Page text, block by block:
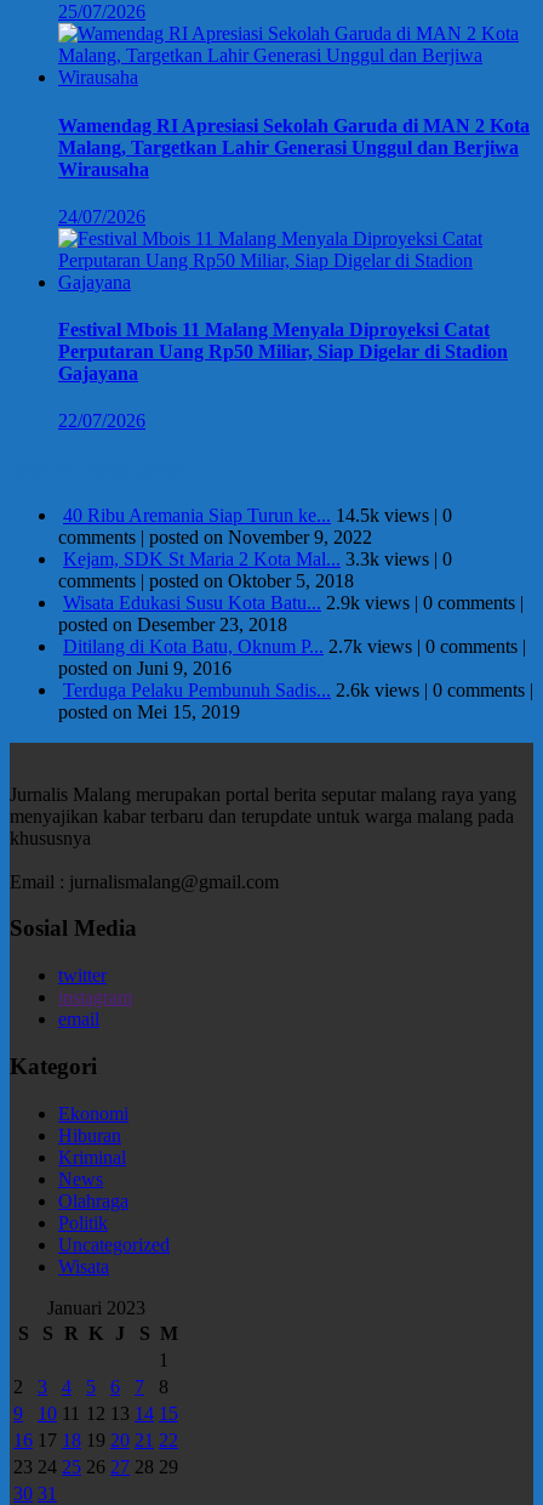
25/07/2026
Wamendag RI Apresiasi Sekolah Garuda di MAN 2 Kota
Malang, Targetkan Lahir Generasi Unggul dan Berjiwa
Wirausaha
24/07/2026
Festival Mbois 11 Malang Menyala Diproyeksi Catat
Perputaran Uang Rp50 Miliar, Siap Digelar di Stadion
Gajayana
22/07/2026
40 Ribu Aremania Siap Turun ke... 14.5k views | 0
comments | posted on November 9, 2022
Kejam, SDK St Maria 2 Kota Mal... 3.3k views | 0
comments | posted on Oktober 5, 2018
Wisata Edukasi Susu Kota Batu... 2.9k views | 0 comments |
posted on Desember 23, 2018
Ditilang di Kota Batu, Oknum P... 2.7k views | 0 comments |
posted on Juni 9, 2016
Terduga Pelaku Pembunuh Sadis... 2.6k views | 0 comments |
posted on Mei 15, 2019
Jurnalis Malang merupakan portal berita seputar malang raya yang
menyajikan kabar terbaru dan terupdate untuk warga malang pada
khususnya
Email : jurnalismalang@gmail.com
Sosial Media
twitter
instagram
email
Kategori
Ekonomi
Hiburan
Kriminal
News
Olahraga
Politik
Uncategorized
Wisata
Januari 2023
S
S R K J S M
1
2
3 4 5 6 7
8
9
10 11 12 13 14 15
16 17 18 19 20 21 22
23 24 25 26 27 28 29
30 31